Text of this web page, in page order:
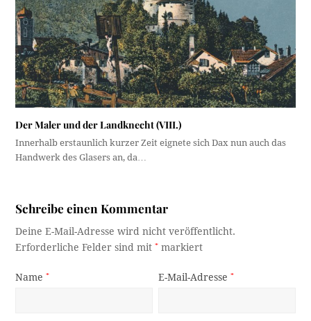
Der Maler und der Landknecht (VIII.)
Innerhalb erstaunlich kurzer Zeit eignete sich Dax nun auch das
Handwerk des Glasers an, da…
Schreibe einen Kommentar
Deine E-Mail-Adresse wird nicht veröffentlicht.
Erforderliche Felder sind mit* markiert
Name* E-Mail-Adresse*